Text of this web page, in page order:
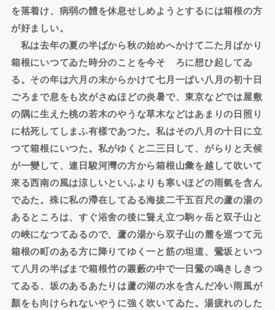
を落着け、病弱の體を休息せしめようとするには箱根の方
が好ましい。
私は去年の夏の半ばから秋の始めへかけて二た月ばかり
箱根にいつてゐた時分のことを今そゞろに想ひ起してゐ
る。その年は六月の末からかけて七月一ぱい八月の初十日
ごろまで息をも次がさぬほどの炎暑で、東京などでは屋敷
の隅に生えた桃の若木のやうな草木などはあまりの日照り
に枯死してしまふ有樣であつた。私はその八月の十日に立
つて箱根にいつた。私がゆくと二三日して、がらりと天候
が一變して、連日駿河灣の方から箱根山彙を越して吹いて
來る西南の風は涼しいといふよりも寒いほどの雨氣を含ん
でゐた。殊に私の滯在してゐる海拔二千五百尺の蘆の湯の
あるところは、すぐ浴舍の後に聳え立つ駒ヶ岳と双子山と
の峽になつてゐるので、蘆の湯から双子山の麓を巡つて元
箱根の町のある方に降りてゆく一と筋の坦道、鶯坂といつ
て八月の半ばまで箱根竹の叢藪の中で一日鶯の鳴きしきつ
てゐる、坂のあるあたりは蘆の湖の水を含んだ冷い雨風が
顏をも向けられないやうに強く吹いてゐた。湯疲れのした